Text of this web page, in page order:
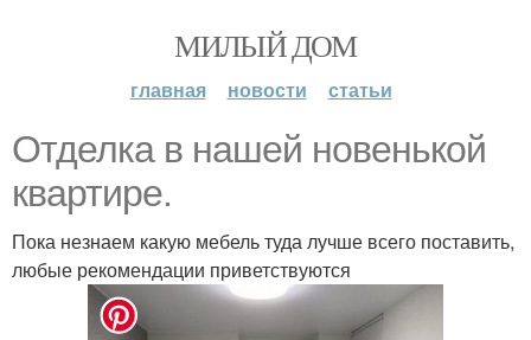
МИЛЫЙ ДОМ
главная новости статьи
Отделка в нашей новенькой
квартире.
Пока незнаем какую мебель туда лучше всего поставить,
любые рекомендации приветствуются